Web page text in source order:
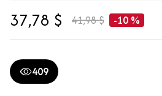
37,78 $ 41,98 $ -10 %
409